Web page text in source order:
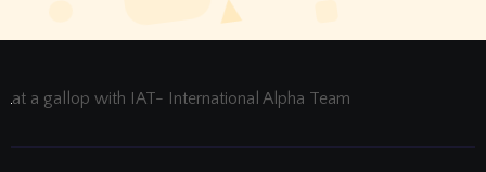
at a gallop with IAT- International Alpha Team